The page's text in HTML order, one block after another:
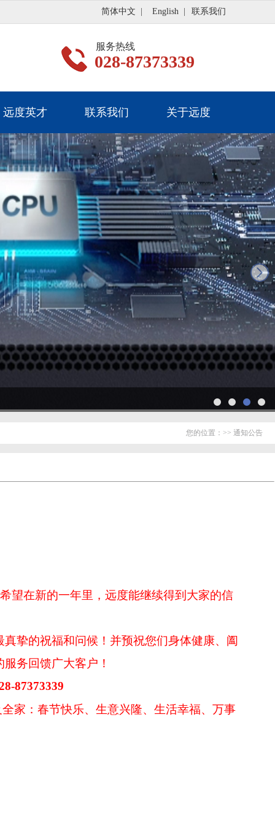
简体中文 English 联系我们
服务热线
028-87373339
远度英才 联系我们 关于远度
next
您的位置：>> 通知公告
望在新的一年里，远度能继续得到大家的信
挚的祝福和问候！并预祝您们身体健康、阖
务回馈广大客户！
87373339
家：春节快乐、生意兴隆、生活幸福、万事